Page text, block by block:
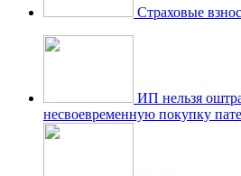
Страховые
ИП нельзя
несвоевременную покупку